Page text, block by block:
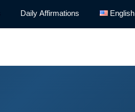
Daily Affirmations English